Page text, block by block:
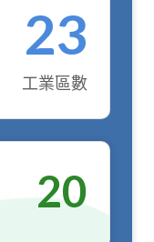
23
工業區數
20